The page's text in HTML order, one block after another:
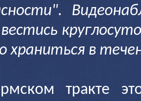
храниться в
тракте